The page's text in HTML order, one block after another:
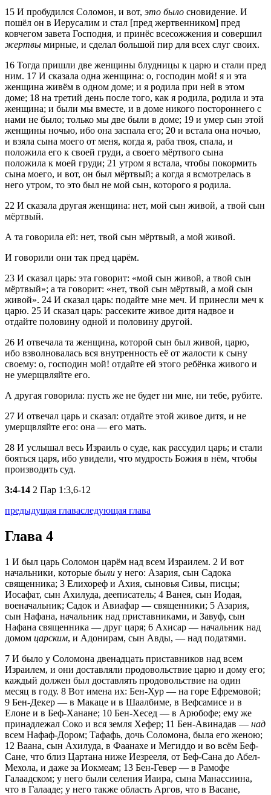
15 И пробудился Соломон, и вот, это было сновидение. И
пошёл он в Иерусалим и стал [пред жертвенником] пред
ковчегом завета Господня, и принёс всесожжения и совершил
жертвы мирные, и сделал большой пир для всех слуг своих.
16 Тогда пришли две женщины блудницы к царю и стали пред
ним. 17 И сказала одна женщина: о, господин мой! я и эта
женщина живём в одном доме; и я родила при ней в этом
доме; 18 на третий день после того, как я родила, родила и эта
женщина; и были мы вместе, и в доме никого постороннего с
нами не было; только мы две были в доме; 19 и умер сын этой
женщины ночью, ибо она заспала его; 20 и встала она ночью,
и взяла сына моего от меня, когда я, раба твоя, спала, и
положила его к своей груди, а своего мёртвого сына
положила к моей груди; 21 утром я встала, чтобы покормить
сына моего, и вот, он был мёртвый; а когда я всмотрелась в
него утром, то это был не мой сын, которого я родила.
22 И сказала другая женщина: нет, мой сын живой, а твой сын
мёртвый.
А та говорила ей: нет, твой сын мёртвый, а мой живой.
И говорили они так пред царём.
23 И сказал царь: эта говорит:
мой сын живой, а твой сын
мёртвый ; а та говорит:
нет, твой сын мёртвый, а мой сын
живой . 24 И сказал царь: подайте мне меч. И принесли меч к
царю. 25 И сказал царь: рассеките живое дитя надвое и
отдайте половину одной и половину другой.
26 И отвечала та женщина, которой сын был живой, царю,
ибо взволновалась вся внутренность её от жалости к сыну
своему: о, господин мой! отдайте ей этого ребёнка живого и
не умерщвляйте его.
А другая говорила: пусть же не будет ни мне, ни тебе, рубите.
27 И отвечал царь и сказал: отдайте этой живое дитя, и не
умерщвляйте его: она — его мать.
28 И услышал весь Израиль о суде, как рассудил царь; и стали
бояться царя, ибо увидели, что мудрость Божия в нём, чтобы
производить суд.
3:4-14 2 Пар 1:3,6-12
предыдущая главаследующая глава
Глава 4
1 И был царь Соломон царём над всем Израилем. 2 И вот
начальники, которые были у него: Азария, сын Садока
священника; 3 Елихореф и Ахия, сыновья Сивы, писцы;
Иосафат, сын Ахилуда, дееписатель; 4 Ванея, сын Иодая,
военачальник; Садок и Авиафар — священники; 5 Азария,
сын Нафана, начальник над приставниками, и Завуф, сын
Нафана священника — друг царя; 6 Ахисар — начальник над
домом царским, и Адонирам, сын Авды, — над податями.
7 И было у Соломона двенадцать приставников над всем
Израилем, и они доставляли продовольствие царю и дому его;
каждый должен был доставлять продовольствие на один
месяц в году. 8 Вот имена их: Бен-Хур — на горе Ефремовой;
9 Бен-Декер — в Макаце и в Шаалбиме, в Вефсамисе и в
Елоне и в Беф-Ханане; 10 Бен-Хесед — в Арюбофе; ему же
принадлежал Соко и вся земля Хефер; 11 Бен-Авинадав — над
всем Нафаф-Дором; Тафафь, дочь Соломона, была его женою;
12 Ваана, сын Ахилуда, в Фаанахе и Мегиддо и во всём Беф-
Сане, что близ Цартана ниже Иезрееля, от Беф-Сана до Абел-
Мехола, и даже за Иокмеам; 13 Бен-Гевер — в Рамофе
Галаадском; у него были селения Иаира, сына Манассиина,
что в Галааде; у него также область Аргов, что в Васане,